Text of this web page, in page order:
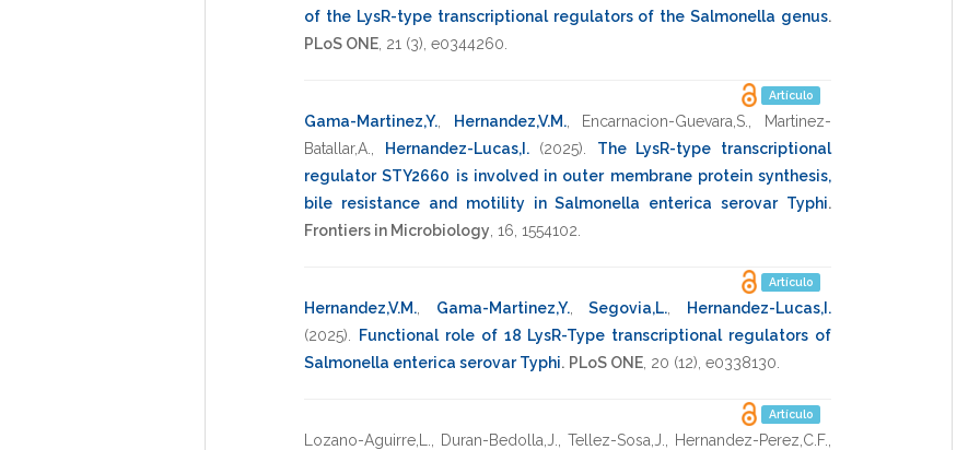
of the LysR-type transcriptional regulators of the Salmonella genus.
PLoS ONE 21 (3), e0344260
Artículo
Gama-Martinez,Y. Hernandez,V.M., Encarnacion-Guevara,S.
Martinez-
Batallar,A.
Hernandez-Lucas,I. (2025)
The LysR-type transcriptional
regulator STY2660 is involved in outer membrane protein synthesis,
bile resistance and motility in Salmonella enterica serovar Typhi.
Frontiers in Microbiology 16 1554102
Artículo
Hernandez,V.M. Gama-Martinez,Y.,Segovia,L.
Hernandez-Lucas,I.
(2025)
Functional role of 18 LysR-Type transcriptional regulators of
Salmonella enterica serovar Typhi. PLoS ONE 20 (12), e0338130
Artículo
Lozano-Aguirre,L. Duran-Bedolla,J. Tellez-Sosa,J. Hernandez-Perez,C.F.